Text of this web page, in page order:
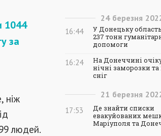
1044
за
ніж
людей.
24 березня
16:44
У Донецьку
237 тонн
допомоги
16:24
На Донеччині
нічні заморозки
сніг
21 березня
17:53
Де знайти списки
евакуйованих
Маріуполя та